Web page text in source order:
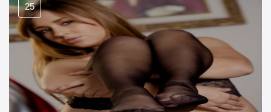
25